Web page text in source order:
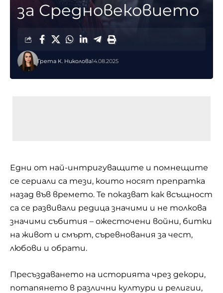
за Средновековието
Грета К. Николова14.08.2025
Едни от най-интригуващите и помнещите
се сериали са тези, които носят препратка
назад във времето. Те показват как всъщност
са се развивали редица значими и не толкова
значими събития – ожесточени войни, битки
на живот и смърт, съревнования за чест,
любови и обрати.
Пресъздаването на историята чрез декори,
потапянето в различни култури и религии,